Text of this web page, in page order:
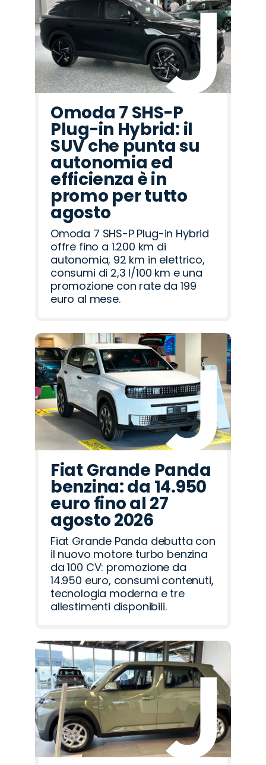
Omoda 7 SHS-P
Plug-in Hybrid: il
SUV che punta su
autonomia ed
efficienza è in
promo per tutto
agosto
Omoda 7 SHS-P Plug-in Hybrid
offre fino a 1.200 km di
autonomia, 92 km in elettrico,
consumi di 2,3 l/100 km e una
promozione con rate da 199
euro al mese.
Fiat Grande Panda
benzina: da 14.950
euro fino al 27
agosto 2026
Fiat Grande Panda debutta con
il nuovo motore turbo benzina
da 100 CV: promozione da
14.950 euro, consumi contenuti,
tecnologia moderna e tre
allestimenti disponibili.